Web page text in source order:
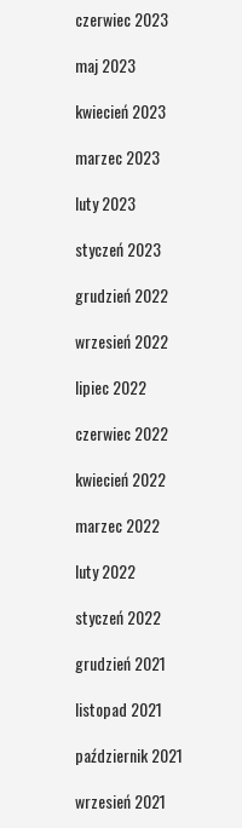
czerwiec 2023
maj 2023
kwiecień 2023
marzec 2023
luty 2023
styczeń 2023
grudzień 2022
wrzesień 2022
lipiec 2022
czerwiec 2022
kwiecień 2022
marzec 2022
luty 2022
styczeń 2022
grudzień 2021
listopad 2021
październik 2021
wrzesień 2021